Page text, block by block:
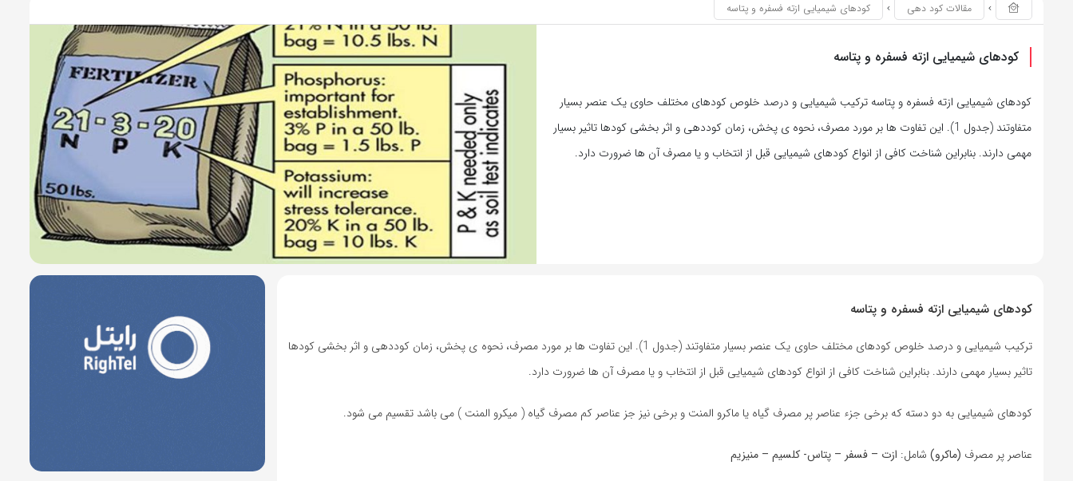
مقالات کود دهی کودهای شیمیایی ازته فسفره و پتاسه
کودهای شیمیایی ازته فسفره و پتاسه
کودهای شیمیایی ازته فسفره و پتاسه ترکیب شیمیایی و درصد خلوص کودهای مختلف حاوی یک عنصر بسیار
متفاوتند (جدول 1). این تفاوت ها بر مورد مصرف، نحوه ی پخش، زمان کوددهی و اثر بخشی کودها تاثیر بسیار
مهمی دارند. بنابراین شناخت کافی از انواع کودهای شیمیایی قبل از انتخاب و یا مصرف آن ها ضرورت دارد.
کودهای شیمیایی ازته فسفره و پتاسه
ترکیب شیمیایی و درصد خلوص کودهای مختلف حاوی یک عنصر بسیار متفاوتند (جدول 1). این تفاوت ها بر مورد مصرف، نحوه ی پخش، زمان کوددهی و اثر بخشی کودها
تاثیر بسیار مهمی دارند. بنابراین شناخت کافی از انواع کودهای شیمیایی قبل از انتخاب و یا مصرف آن ها ضرورت دارد.
کودهای شیمیایی به دو دسته که برخی جزء عناصر پر مصرف گیاه یا ماکرو المنت و برخی نیز جز عناصر کم مصرف گیاه ( میکرو المنت ) می باشد تقسیم می شود.
عناصر پر مصرف (ماکرو) شامل: ازت – فسفر – پتاس- کلسیم – منیزیم